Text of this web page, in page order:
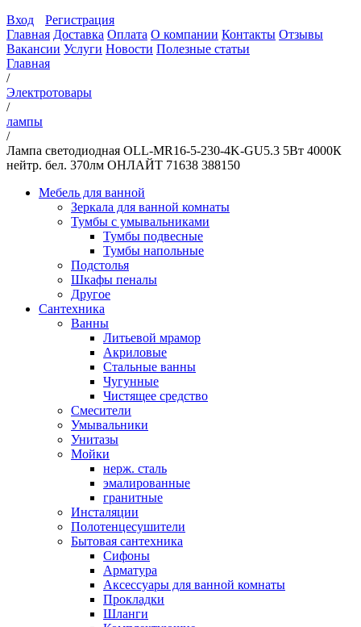
Вход
Регистрация
Главная Доставка Оплата О компании Контакты Отзывы
Вакансии Услуги Новости Полезные статьи
Главная
/
Электротовары
/
лампы
/
Лампа светодиодная OLL-MR16-5-230-4K-GU5.3 5Вт 4000К
нейтр. бел. 370лм ОНЛАЙТ 71638 388150
Мебель для ванной
Зеркала для ванной комнаты
Тумбы с умывальниками
Тумбы подвесные
Тумбы напольные
Подстолья
Шкафы пеналы
Другое
Сантехника
Ванны
Литьевой мрамор
Акриловые
Стальные ванны
Чугунные
Чистящее средство
Смесители
Умывальники
Унитазы
Мойки
нерж. сталь
эмалированные
гранитные
Инсталяции
Полотенцесушители
Бытовая сантехника
Сифоны
Арматура
Аксессуары для ванной комнаты
Прокладки
Шланги